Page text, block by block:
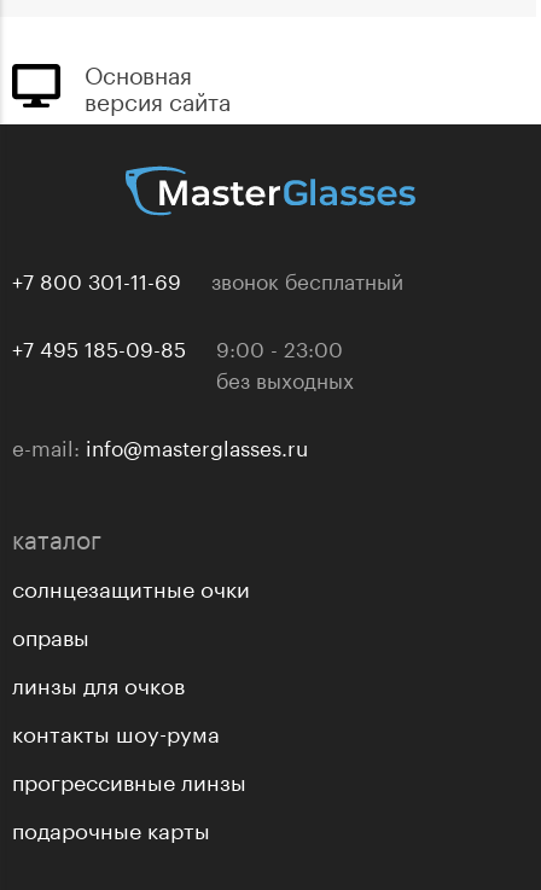
Основная
версия сайта
+7 800 301-11-69 звонок бесплатный
+7 495 185-09-85
9:00 - 23:00
без выходных
e-mail: info@masterglasses.ru
каталог
солнцезащитные очки
оправы
линзы для очков
контакты шоу-рума
прогрессивные линзы
подарочные карты